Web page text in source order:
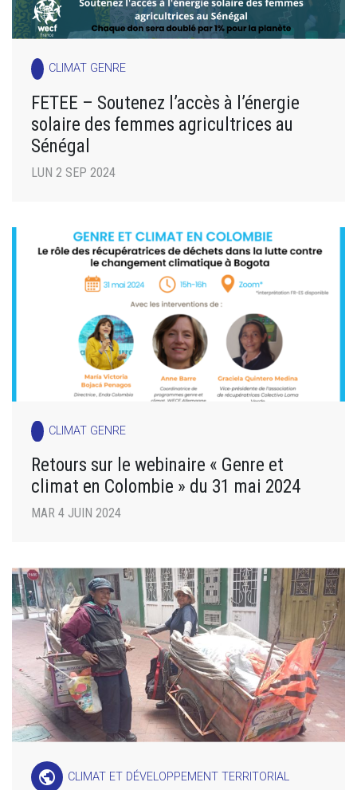
CLIMAT GENRE
FETEE – Soutenez l’accès à l’énergie
solaire des femmes agricultrices au
Sénégal
LUN 2 SEP 2024
CLIMAT GENRE
Retours sur le webinaire « Genre et
climat en Colombie » du 31 mai 2024
MAR 4 JUIN 2024
public CLIMAT ET DÉVELOPPEMENT TERRITORIAL